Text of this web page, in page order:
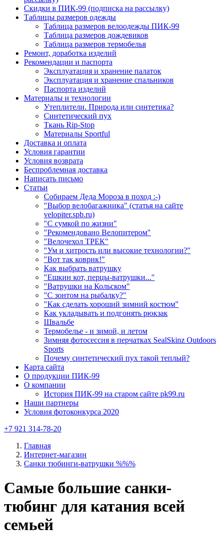
Скидки в ПИК-99 (подписка на рассылку)
Таблицы размеров одежды
Таблица размеров велоодежды ПИК-99
Таблица размеров дождевиков
Таблица размеров термобелья
Ремонт, доработка изделий
Рекомендации и паспорта
Эксплуатация и хранение палаток
Эксплуатация и хранение спальников
Паспорта изделий
Материалы и технологии
Утеплители. Природа или синтетика?
Синтетический пух
Ткань Rip-Stop
Материалы Sportful
Доставка и оплата
Условия гарантии
Условия возврата
Беспроблемная доставка
Написать письмо
Статьи
Собираем Деда Мороза в поход :-)
"Выбор велобагажника" (статья на сайте
velopiter.spb.ru)
"С сумкой по жизни"
"Рекомендовано Велопитером"
"Велочехол ТРЕК"
"Ум и хитрость или высокие технологии?"
"Вот так коврик!"
Как выбрать ватрушку
"Ешкин кот, перцы-ватрушки..."
"Ватрушки на Кольском"
"С зонтом на рыбалку?"
"Как сделать хороший зимний костюм"
Как укладывать и подгонять рюкзак
Швальбе
Термобелье - и зимой, и летом
Зимняя фотосессия в перчатках SealSkinz Outdoors
Sports
Почему синтетический пух такой теплый?
Карта сайта
О продукции ПИК-99
О компании
История ПИК-99 на старом сайте pk99.ru
Наши партнеры
Условия фотоконкурса 2020
+7 921 314-78-20
Главная
Интернет-магазин
Санки тюбинги-ватрушки %%%
Самые большие санки-
тюбинг для катания всей
семьей